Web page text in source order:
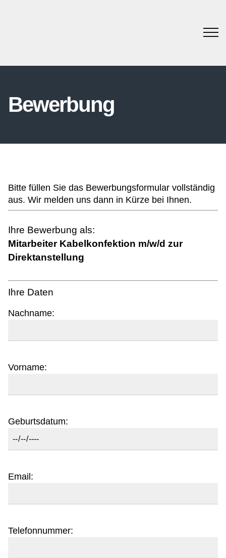
Bewerbung
Bitte füllen Sie das Bewerbungsformular vollständig
aus. Wir melden uns dann in Kürze bei Ihnen.
Ihre Bewerbung als:
Mitarbeiter Kabelkonfektion m/w/d zur
Direktanstellung
Ihre Daten
Nachname:
Vorname:
Geburtsdatum:
Email:
Telefonnummer: